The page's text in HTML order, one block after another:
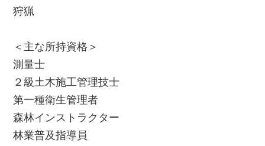
狩猟
＜主な所持資格＞
測量士
２級土木施工管理技士
第一種衛生管理者
森林インストラクター
林業普及指導員